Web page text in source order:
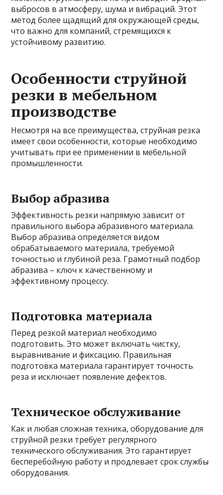
выбросов в атмосферу, шума и вибраций. Этот
метод более щадящий для окружающей среды,
что важно для компаний, стремящихся к
устойчивому развитию.
Особенности струйной
резки в мебельном
производстве
Несмотря на все преимущества, струйная резка
имеет свои особенности, которые необходимо
учитывать при ее применении в мебельной
промышленности.
Выбор абразива
Эффективность резки напрямую зависит от
правильного выбора абразивного материала.
Выбор абразива определяется видом
обрабатываемого материала, требуемой
точностью и глубиной реза. Грамотный подбор
абразива – ключ к качественному и
эффективному процессу.
Подготовка материала
Перед резкой материал необходимо
подготовить. Это может включать чистку,
выравнивание и фиксацию. Правильная
подготовка материала гарантирует точность
реза и исключает появление дефектов.
Техническое обслуживание
Как и любая сложная техника, оборудование для
струйной резки требует регулярного
технического обслуживания. Это гарантирует
бесперебойную работу и продлевает срок службы
оборудования.